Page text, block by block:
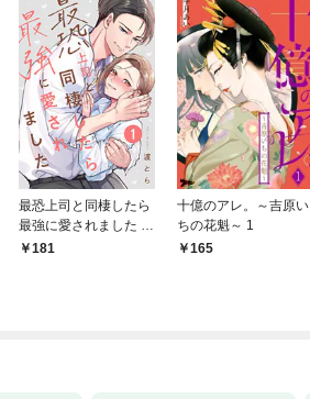
最恐上司と同棲したら
最強に愛されました 1
巻181
十億のアレ。～吉原い
ちの花魁～ 1
165